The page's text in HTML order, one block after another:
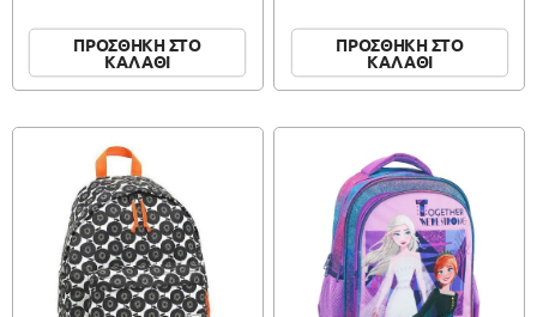
ΠΡΟΣΘΗΚΗ ΣΤΟ
ΚΑΛΑΘΙ
ΠΡΟΣΘΗΚΗ ΣΤΟ
ΚΑΛΑΘΙ